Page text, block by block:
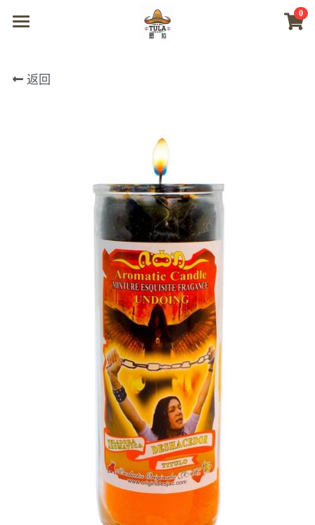
0
商城
微信联系
返回
×
商品分类
所有商品分类